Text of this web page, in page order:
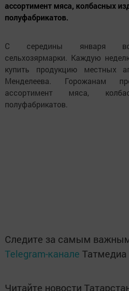
ассортимент мяса, колбасных
полуфабрикатов.
С середины января
сельхозярмарки. Каждую
купить продукцию местных
Менделеева. Горожанам
ассортимент мяса,
полуфабрикатов.
Следите за самым
Telegram-канале Татмедиа
Читайте новости